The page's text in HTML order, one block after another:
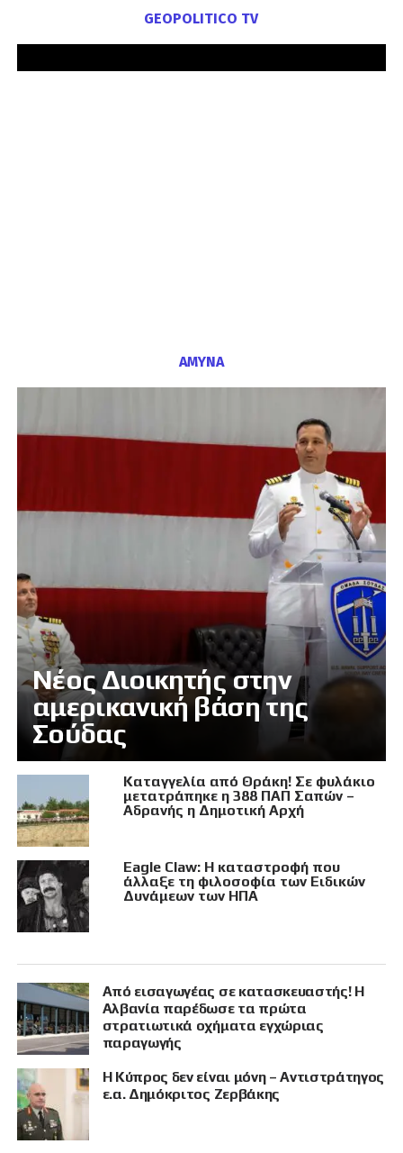
GEOPOLITICO TV
ΑΜΥΝΑ
Νέος Διοικητής στην
αμερικανική βάση της
Σούδας
Καταγγελία από Θράκη! Σε φυλάκιο
μετατράπηκε η 388 ΠΑΠ Σαπών –
Αδρανής η Δημοτική Αρχή
Eagle Claw: Η καταστροφή που
άλλαξε τη φιλοσοφία των Ειδικών
Δυνάμεων των ΗΠΑ
Από εισαγωγέας σε κατασκευαστής! Η
Αλβανία παρέδωσε τα πρώτα
στρατιωτικά οχήματα εγχώριας
παραγωγής
Η Κύπρος δεν είναι μόνη – Αντιστράτηγος
ε.α. Δημόκριτος Ζερβάκης